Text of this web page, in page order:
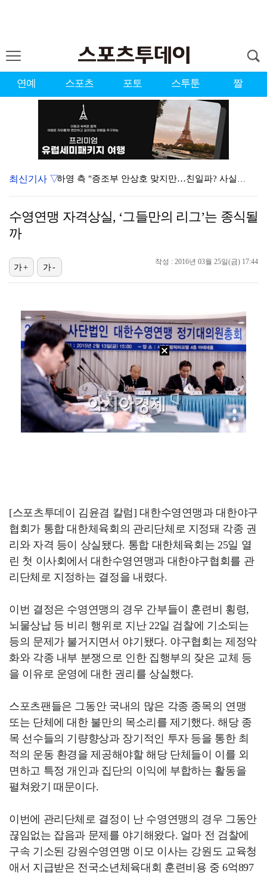
연예 스포츠 포토 스투툰 짤
하영 측 "증조부 안상호 맞지만…친일파? 사실무근" […
"스토킹 피해자" 황정민VS"2억대 손해배상" A 씨,…
김지원, 어린이병원에 1억원 쾌척 "'닥터X' 촬영 중…
고영욱, 도 넘은 저격 논란…이번엔 박하선에 "감당 안…
기록적인 폭염에 멈췄던 KBO, 11일부터 순위 경쟁 …
권영찬, 김수현 관련 허위사실 유포 혐의로 검찰行
'친일 의혹' 하영 증조부 안상호, 고종 독살 의혹까지…
최신기사 ▽
수영연맹 자격상실, ‘그들만의 리그’는 종식될
까
작성 : 2016년 03월 25일(금) 17:44
가+ 가-
[스포츠투데이 김윤겸 칼럼] 대한수영연맹과 대한야구
협회가 통합 대한체육회의 관리단체로 지정돼 각종 권
리와 자격 등이 상실됐다. 통합 대한체육회는 25일 열
린 첫 이사회에서 대한수영연맹과 대한야구협회를 관
리단체로 지정하는 결정을 내렸다.
이번 결정은 수영연맹의 경우 간부들이 훈련비 횡령,
뇌물상납 등 비리 행위로 지난 22일 검찰에 기소되는
등의 문제가 불거지면서 야기됐다. 야구협회는 제정악
화와 각종 내부 분쟁으로 인한 집행부의 잦은 교체 등
을 이유로 운영에 대한 권리를 상실했다.
스포츠팬들은 그동안 국내의 많은 각종 종목의 연맹
또는 단체에 대한 불만의 목소리를 제기했다. 해당 종
목 선수들의 기량향상과 장기적인 투자 등을 통한 최
적의 운동 환경을 제공해야할 해당 단체들이 이를 외
면하고 특정 개인과 집단의 이익에 부합하는 활동을
펼쳐왔기 때문이다.
이번에 관리단체로 결정이 난 수영연맹의 경우 그동안
끊임없는 잡음과 문제를 야기해왔다. 얼마 전 검찰에
구속 기소된 강원수영연맹 이모 이사는 강원도 교육청
애서 지급받은 전국소년체육대회 훈련비용 중 6억897